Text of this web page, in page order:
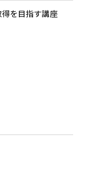
を目指す講座